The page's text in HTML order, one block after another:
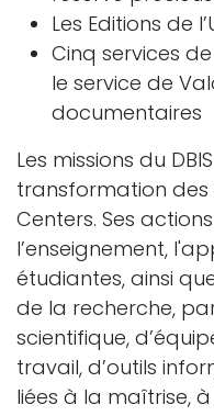
Les Editions de
Cinq services
le service de
documentaires
Les missions du
transformation des
Centers. Ses
l’enseignement,
étudiantes, ainsi
de la recherche,
scientifique,
travail, d’outils
liées à la maîtrise,